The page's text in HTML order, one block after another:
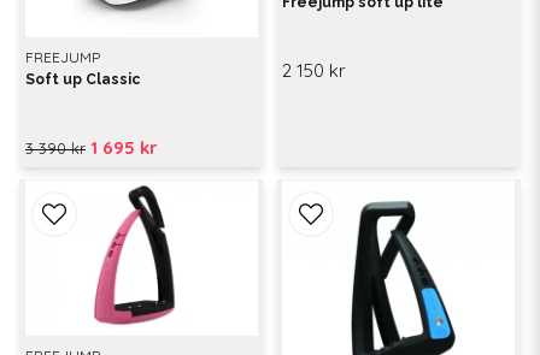
FREEJUMP
Soft up Classic
3 390 kr 1 695 kr
2 150 kr